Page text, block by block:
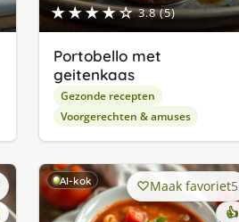
★★★★☆ 3.8 (5)
Portobello met
geitenkaas
Gezonde recepten
Voorgerechten & amuses
AI-kok Maak favoriet5
👍